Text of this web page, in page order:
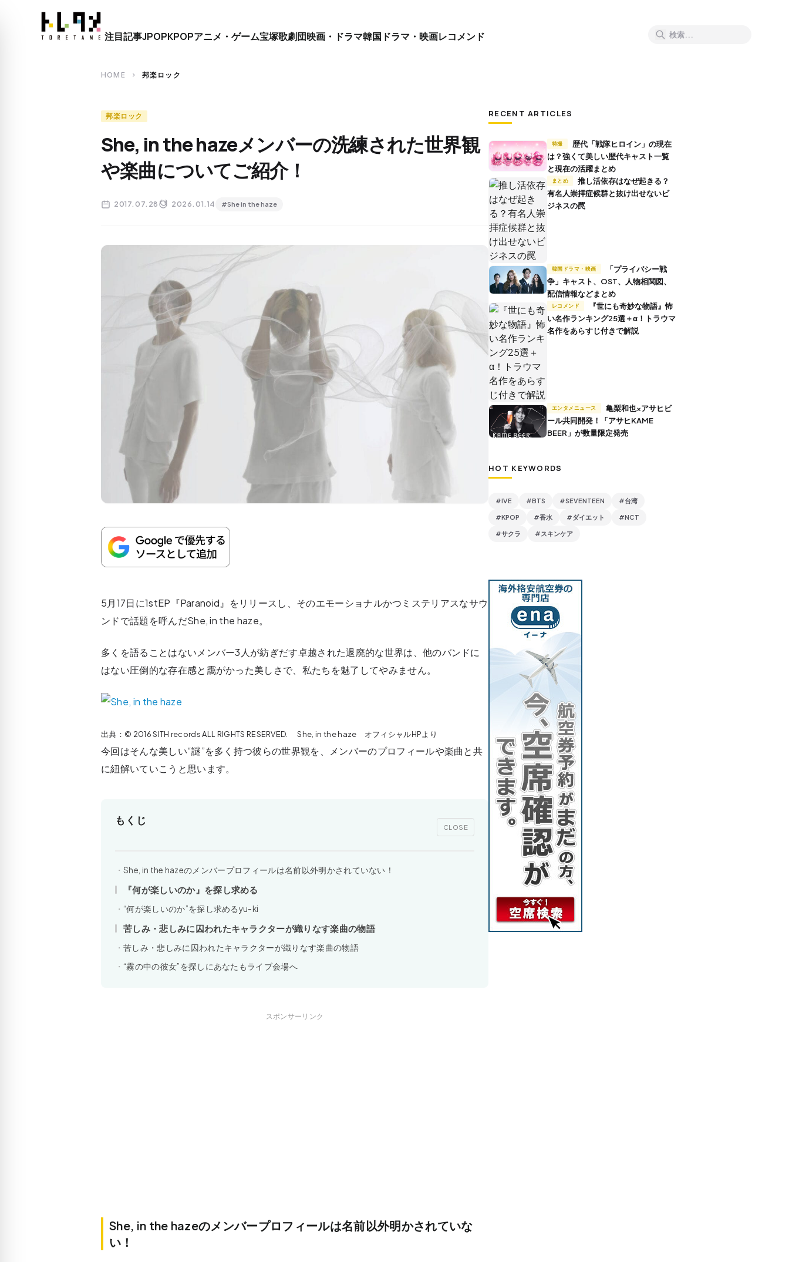
close
注目記事JPOPKPOPアニメ・ゲーム宝塚歌劇団映画・ドラマ韓国ドラマ・映画レコメンド
HOME chevron_right 邦楽ロック
邦楽ロック
She, in the hazeメンバーの洗練された世界観
や楽曲についてご紹介！
2017.07.28 2026.01.14 #She in the haze
5月17日に1stEP『Paranoid』をリリースし、そのエモーショナルかつミステリアスなサウ
ンドで話題を呼んだShe, in the haze。
多くを語ることはないメンバー3人が紡ぎだす卓越された退廃的な世界は、他のバンドに
はない圧倒的な存在感と靄がかった美しさで、私たちを魅了してやみません。
出典：© 2016 SITH records ALL RIGHTS RESERVED. She, in the haze オフィシャルHPより
今回はそんな美しい“謎”を多く持つ彼らの世界観を、メンバーのプロフィールや楽曲と共
に紐解いていこうと思います。
もくじ
CLOSE
She, in the hazeのメンバープロフィールは名前以外明かされていない！
『何が楽しいのか』を探し求める
“何が楽しいのか”を探し求めるyu-ki
苦しみ・悲しみに囚われたキャラクターが織りなす楽曲の物語
苦しみ・悲しみに囚われたキャラクターが織りなす楽曲の物語
“霧の中の彼女”を探しにあなたもライブ会場へ
スポンサーリンク
She, in the hazeのメンバープロフィールは名前以外明かされていな
い！
RECENT ARTICLES
特撮
は？強くて美しい歴代キャスト一覧
と現在の活躍まとめ
まとめ
推し活依存はなぜ起きる？
有名人崇拝症候群と抜け出せないビ
ジネスの罠
韓国ドラマ・映画
争」キャスト、OST、人物相関図、
配信情報などまとめ
レコメンド
い名作ランキング25選＋α！トラウマ
名作をあらすじ付きで解説
エンタメニュース
ール共同開発！「アサヒKAME
BEER」が数量限定発売
HOT KEYWORDS
#IVE #BTS #SEVENTEEN #台湾
#KPOP #香水 #ダイエット #NCT
#サクラ #スキンケア